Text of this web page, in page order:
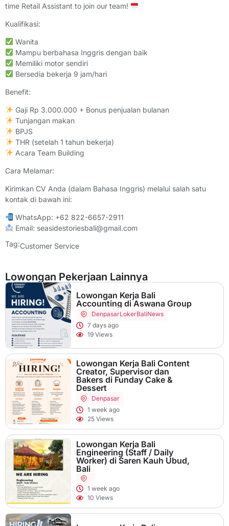
time Retail Assistant to join our team!
Kualifikasi:
Wanita
Mampu berbahasa Inggris dengan baik
Memiliki motor sendiri
Bersedia bekerja 9 jam/hari
Benefit:
Gaji Rp 3.000.000 + Bonus penjualan bulanan
Tunjangan makan
BPJS
THR (setelah 1 tahun bekerja)
Acara Team Building
Cara Melamar:
Kirimkan CV Anda (dalam Bahasa Inggris) melalui salah satu
kontak di bawah ini:
WhatsApp: +62 822-6657-2911
Email: seasidestoriesbali@gmail.com
Tag:Customer Service
Lowongan Pekerjaan Lainnya
Lowongan Kerja Bali
Accounting di Aswana Group
DenpasarLokerBaliNews
7 days ago
19 Views
Lowongan Kerja Bali Content
Creator, Supervisor dan
Bakers di Funday Cake &
Dessert
Denpasar
1 week ago
25 Views
Lowongan Kerja Bali
Engineering (Staff / Daily
Worker) di Saren Kauh Ubud,
Bali
1 week ago
10 Views